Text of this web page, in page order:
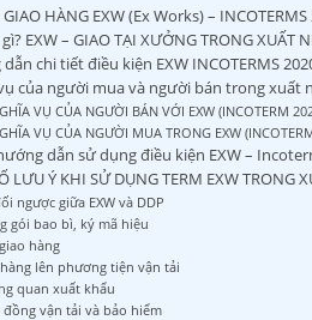
HÀNG EXW (Ex Works) – INCOTERMS
gì? EXW – GIAO TẠI XƯỞNG TRONG XUẤT
chi tiết điều kiện EXW INCOTERMS
của người mua và người bán trong xuất
VỤ CỦA NGƯỜI BÁN VỚI EXW (INCOTERM
VỤ CỦA NGƯỜI MUA TRONG EXW
dẫn sử dụng điều kiện EXW –
LƯU Ý KHI SỬ DỤNG TERM EXW TRONG
ngược giữa EXW và DDP
gói bao bì, ký mã hiệu
hàng
lên phương tiện vận tải
quan xuất khẩu
đồng vận tải và bảo hiểm